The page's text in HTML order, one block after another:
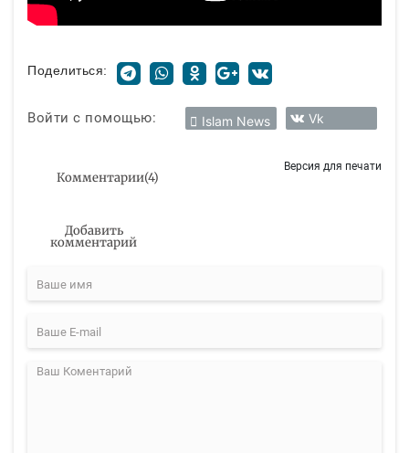
Поделиться:
Войти с помощью: Islam News Vk
Комментарии(4)
Версия для печати
Добавить
комментарий